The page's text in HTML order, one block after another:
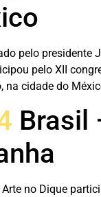
pelo presidente
pelo XII
na cidade do
Brasil
no Dique